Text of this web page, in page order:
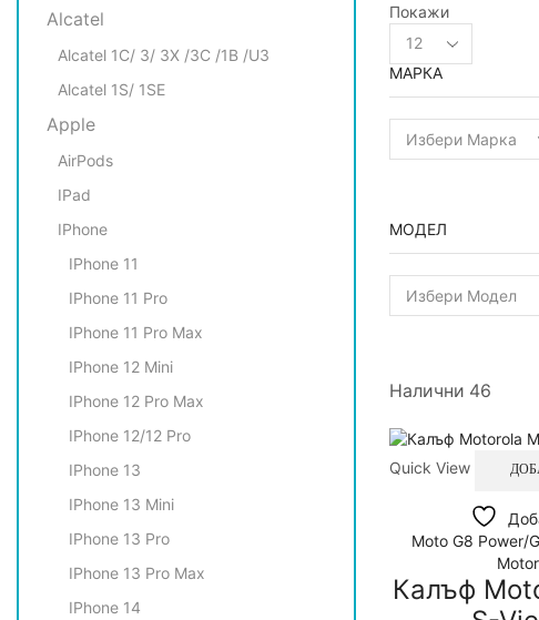
Покажи
Products
per
page
МАРКА
МОДЕЛ
Налични 46
Quick View
Moto G8 Power/
Калъф
Alcatel
Alcatel 1C/ 3/ 3X /3C /1B /U3
Alcatel 1S/ 1SE
Apple
AirPods
IPad
IPhone
IPhone 11
IPhone 11 Pro
IPhone 11 Pro Max
IPhone 12 Mini
IPhone 12 Pro Max
IPhone 12/12 Pro
IPhone 13
IPhone 13 Mini
IPhone 13 Pro
IPhone 13 Pro Max
IPhone 14